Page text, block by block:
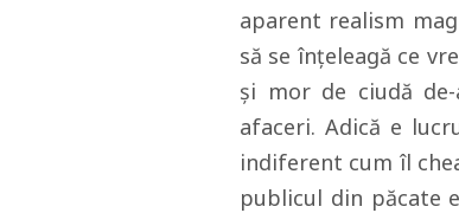
aparent realism
să se înţeleagă ce
şi mor de ciudă
afaceri. Adică e
indiferent cum îl
publicul din păcate